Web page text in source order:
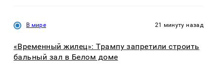
В мире 21 минуту назад
«Временный жилец»: Трампу запретили строить
бальный зал в Белом доме